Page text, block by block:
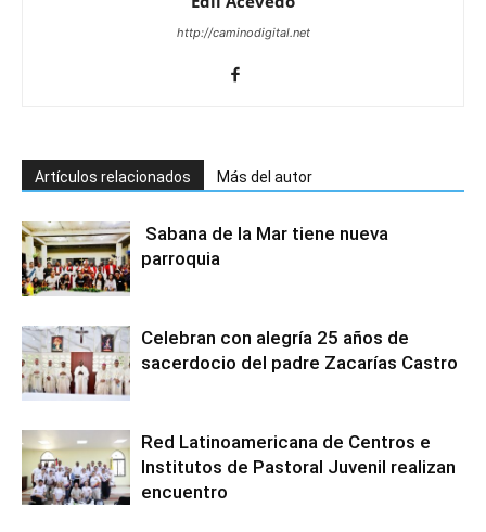
http://caminodigital.net
Artículos relacionados Más del autor
Sabana de la Mar tiene nueva
parroquia
Celebran con alegría 25 años de
sacerdocio del padre Zacarías Castro
Red Latinoamericana de Centros e
Institutos de Pastoral Juvenil realizan
encuentro